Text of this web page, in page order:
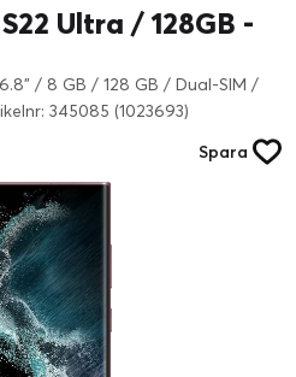
Ultra / 128GB -
/ 8 GB / 128 GB / Dual-SIM /
345085 (1023693)
Spara